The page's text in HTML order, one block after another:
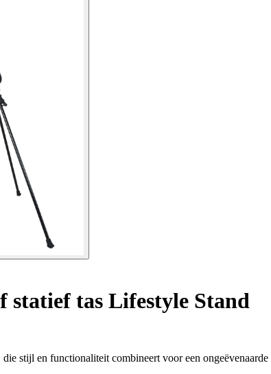
statief tas Lifestyle Stand
stijl en functionaliteit combineert voor een